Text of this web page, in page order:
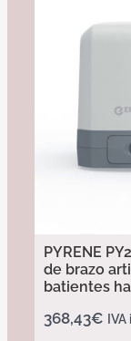
PYRENE
de brazo
batientes
368,43€